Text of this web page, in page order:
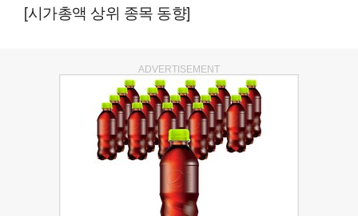
[시가총액 상위 종목 동향]
ADVERTISEMENT